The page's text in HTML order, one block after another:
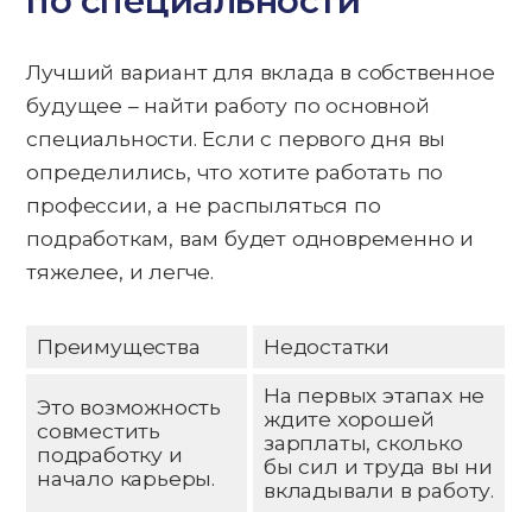
Лучший вариант для вклада в собственное
будущее – найти работу по основной
специальности. Если с первого дня вы
определились, что хотите работать по
профессии, а не распыляться по
подработкам, вам будет одновременно и
тяжелее, и легче.
Преимущества Недостатки
Это возможность
совместить
подработку и
начало карьеры.
На первых этапах не
ждите хорошей
зарплаты, сколько
бы сил и труда вы ни
вкладывали в работу.